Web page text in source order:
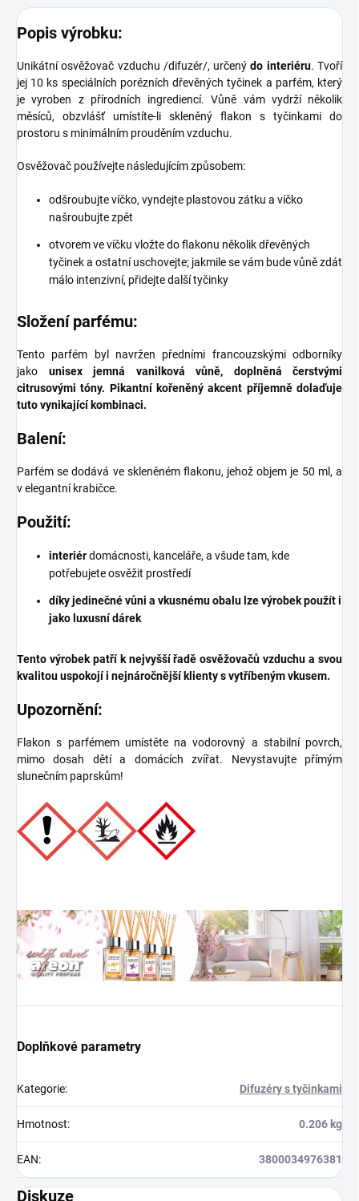
Popis výrobku:
Unikátní osvěžovač vzduchu /difuzér/, určenýdo interiéru. Tvoří
jej 10 ks speciálních porézních dřevěných tyčinek a parfém, který
je vyroben z přírodních ingrediencí. Vůně vám vydrží několik
měsíců, obzvlášť umístíte-li skleněný flakon s tyčinkami do
prostoru s minimálním prouděním vzduchu.
Osvěžovač používejte následujícím způsobem:
odšroubujte víčko, vyndejte plastovou zátku a víčko
našroubujte zpět
otvorem ve víčku vložte do flakonu několik dřevěných
tyčinek a ostatní uschovejte; jakmile se vám bude vůně zdát
málo intenzivní, přidejte další tyčinky
Složení parfému:
Tento parfém byl navržen předními francouzskými odborníky
jako unisex jemná vanilková vůně, doplněná čerstvými
citrusovými tóny. Pikantní kořeněný akcent příjemně dolaďuje
tuto vynikající kombinaci.
Balení:
Parfém se dodává ve skleněném flakonu, jehož objem je 50 ml, a
v elegantní krabičce.
Použití:
interiérdomácnosti, kanceláře, a všude tam, kde
potřebujete osvěžit prostředí
díky jedinečné vůni a vkusnému obalu lze výrobek použít i
jako luxusní dárek
Tento výrobek patří k nejvyšší řadě osvěžovačů vzduchu a svou
kvalitou uspokojí i nejnáročnější klienty s vytříbeným vkusem.
Upozornění:
Flakon s parfémem umístěte na vodorovný a stabilní povrch,
mimo dosah dětí a domácích zvířat. Nevystavujte přímým
slunečním paprskům!
Doplňkové parametry
Kategorie: Difuzéry s tyčinkami
Hmotnost: 0.206 kg
EAN: 3800034976381
Diskuze